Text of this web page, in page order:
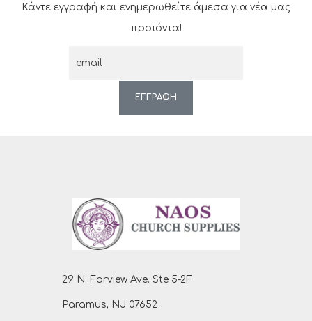
Κάντε εγγραφή και ενημερωθείτε άμεσα για νέα μας
προϊόντα!
ΕΓΓΡΑΦΗ
29 N. Farview Ave. Ste 5-2F
Paramus, NJ 07652